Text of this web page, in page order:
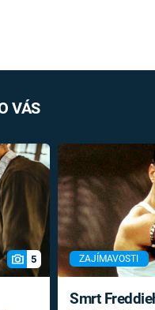
VÁS
5 ZAJÍMAVOSTI
Smrt